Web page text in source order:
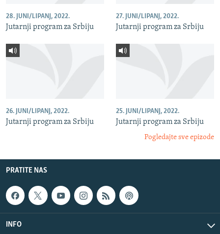
28. JUNI/LIPANJ, 2022.
Jutarnji program za Srbiju
27. JUNI/LIPANJ, 2022.
Jutarnji program za Srbiju
26. JUNI/LIPANJ, 2022.
Jutarnji program za Srbiju
25. JUNI/LIPANJ, 2022.
Jutarnji program za Srbiju
Pogledajte sve epizode
PRATITE NAS
INFO